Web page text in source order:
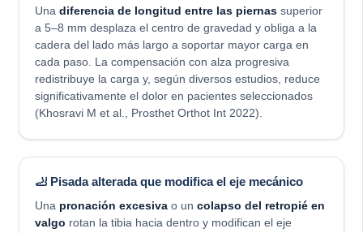
Una diferencia de longitud entre las piernassuperior
a 5–8 mm desplaza el centro de gravedad y obliga a la
cadera del lado más largo a soportar mayor carga en
cada paso. La compensación con alza progresiva
redistribuye la carga y, según diversos estudios, reduce
significativamente el dolor en pacientes seleccionados
(Khosravi M et al., Prosthet Orthot Int 2022).
🦶 Pisada alterada que modifica el eje mecánico
Una pronación excesivao un colapso del retropié en
valgo rotan la tibia hacia dentro y modifican el eje